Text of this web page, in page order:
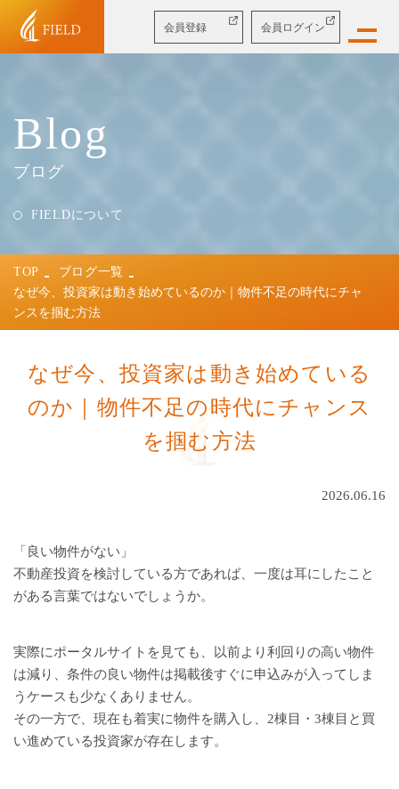
会員登録 会員 ログイン
Blog
ブログ
FIELDについて
TOP
ブログ一覧
なぜ今、投資家は動き始めているのか｜物件不足の時代にチャ
ンスを掴む方法
なぜ今、投資家は動き始めている
のか｜物件不足の時代にチャンス
を掴む方法
2026.06.16
「良い物件がない」
不動産投資を検討している方であれば、一度は耳にしたこと
がある言葉ではないでしょうか。
実際にポータルサイトを見ても、以前より利回りの高い物件
は減り、条件の良い物件は掲載後すぐに申込みが入ってしま
うケースも少なくありません。
その一方で、現在も着実に物件を購入し、2棟目・3棟目と買
い進めている投資家が存在します。